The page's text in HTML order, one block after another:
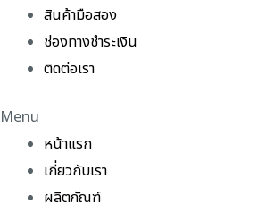
สินค้ามือสอง
ช่องทางชำระเงิน
ติดต่อเรา
Menu
หน้าแรก
เกี่ยวกับเรา
ผลิตภัณฑ์